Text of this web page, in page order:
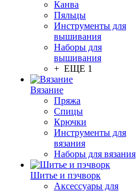
Канва
Пяльцы
Инструменты для
вышивания
Наборы для
вышивания
+ ЕЩЕ 1
Вязание
Пряжа
Спицы
Крючки
Инструменты для
вязания
Наборы для вязания
Шитье и пэчворк
Аксессуары для